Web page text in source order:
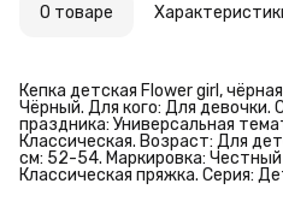
О товаре
Кепка детская Flower girl,
Чёрный. Для кого: Для девочки.
праздника: Универсальная
Классическая. Возраст: Для
см: 52-54. Маркировка:
Классическая пряжка. Серия: